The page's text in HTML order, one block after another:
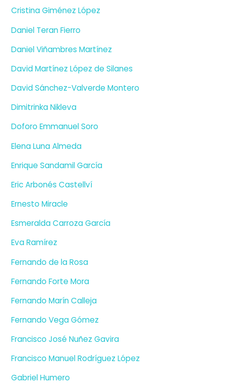
Cristina Giménez López
Daniel Teran Fierro
Daniel Viñambres Martínez
David Martínez López de Silanes
David Sánchez-Valverde Montero
Dimitrinka Nikleva
Doforo Emmanuel Soro
Elena Luna Almeda
Enrique Sandamil García
Eric Arbonés Castellví
Ernesto Miracle
Esmeralda Carroza García
Eva Ramírez
Fernando de la Rosa
Fernando Forte Mora
Fernando Marín Calleja
Fernando Vega Gómez
Francisco José Nuñez Gavira
Francisco Manuel Rodríguez López
Gabriel Humero